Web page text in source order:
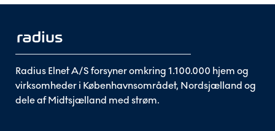
Radius Elnet A/S forsyner omkring 1.100.000 hjem og
virksomheder i Københavnsområdet, Nordsjælland og
dele af Midtsjælland med strøm.